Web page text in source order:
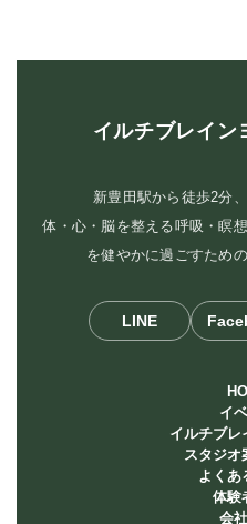
イルチブレイン
新豊田駅から徒歩2分
体・心・脳を整える呼吸・瞑
を健やかに過ごすため
LINE
イ
イルチブレ
スタジオ
よくあ
体験
会